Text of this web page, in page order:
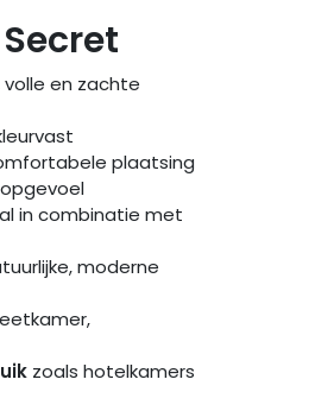
en zachte
plaatsing
in combinatie met
moderne
zoals hotelkamers